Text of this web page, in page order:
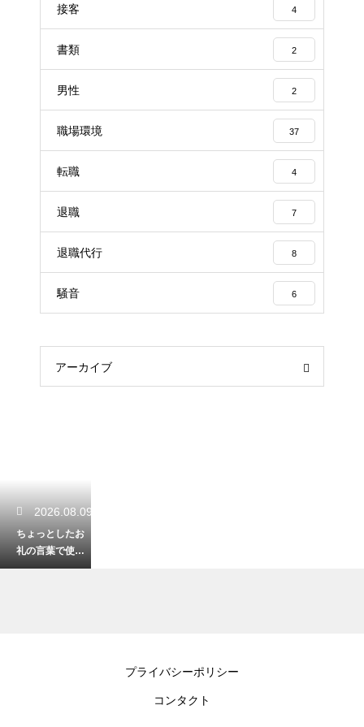
接客 4
書類 2
男性 2
職場環境 37
転職 4
退職 7
退職代行 8
騒音 6
アーカイブ
2026.08.09
ちょっとしたお
礼の言葉で使え
る例文！ビジネ
プライバシーポリシー
コンタクト